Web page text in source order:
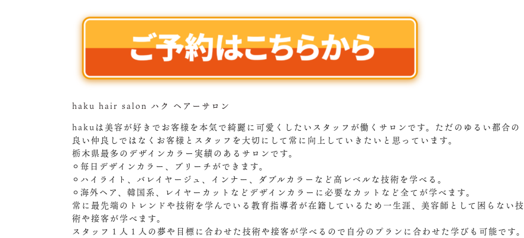
haku hair salon ハク ヘアーサロン
hakuは美容が好きでお客様を本気で綺麗に可愛くしたいスタッフが働くサロンです。ただのゆるい都合の
良い仲良しではなくお客様とスタッフを大切にして常に向上していきたいと思っています。
栃木県最多のデザインカラー実績のあるサロンです。
⚪︎毎日デザインカラー、ブリーチができます。
⚪︎ハイライト、バレイヤージュ、インナー、ダブルカラーなど高レベルな技術を学べる。
⚪︎海外ヘア、韓国系、レイヤーカットなどデザインカラーに必要なカットなど全てが学べます。
常に最先端のトレンドや技術を学んでいる教育指導者が在籍しているため一生涯、美容師として困らない技
術や接客が学べます。
スタッフ１人１人の夢や目標に合わせた技術や接客が学べるので自分のプランに合わせた学びも可能です。